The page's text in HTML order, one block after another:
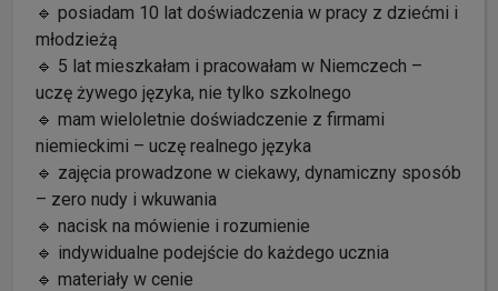
🔹 posiadam 10 lat doświadczenia w pracy z dziećmi i
młodzieżą
🔹 5 lat mieszkałam i pracowałam w Niemczech –
uczę żywego języka, nie tylko szkolnego
🔹 mam wieloletnie doświadczenie z firmami
niemieckimi – uczę realnego języka
🔹 zajęcia prowadzone w ciekawy, dynamiczny sposób
– zero nudy i wkuwania
🔹 nacisk na mówienie i rozumienie
🔹 indywidualne podejście do każdego ucznia
🔹 materiały w cenie